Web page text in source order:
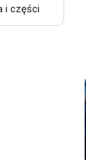
i części